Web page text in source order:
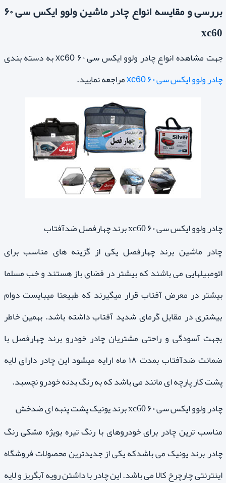
بررسی و مقایسه انواع چادر ماشین ولوو ایکس سی ۶۰
xc60
جهت مشاهده انواع چادر ولوو ایکس سی ۶۰ xc60 به دسته بندی
چادر ولوو ایکس سی ۶۰ xc60
مراجعه نمایید.
چادر ولوو ایکس سی ۶۰ xc60 برند چهارفصل ضدآفتاب
چادر ماشین برند چهارفصل یکی از گزینه های مناسب برای
اتومبیلهایی می باشند که بیشتر در فضای باز هستند و خب مسلما
بیشتر در معرض آفتاب قرار میگیرند که طبیعتا میبایست دوام
بیشتری در مقابل گرمای شدید آفتاب داشته باشد. بهمین خاطر
بجهت آسودگی و راحتی مشتریان چادر خودرو برند چهارفصل با
ضمانت ضدآفتاب بمدت ۱۸ ماه ارایه میشود این چادر دارای لایه
پشت کار پارچه ای مانند می باشد که به رنگ بدنه خودرو نچسبد.
چادر ولوو ایکس سی ۶۰ xc60 برند یونیک پشت پنبه ای ضدخش
مناسب ترین چادر برای خودروهای با رنگ تیره بویژه مشکی رنگ
چادر برند یونیک می باشدکه یکی از جدیدترین محصولات فروشگاه
اینترنتی چارچرخ کالا می باشد. این چادر با داشتن رویه آبگریز و لایه